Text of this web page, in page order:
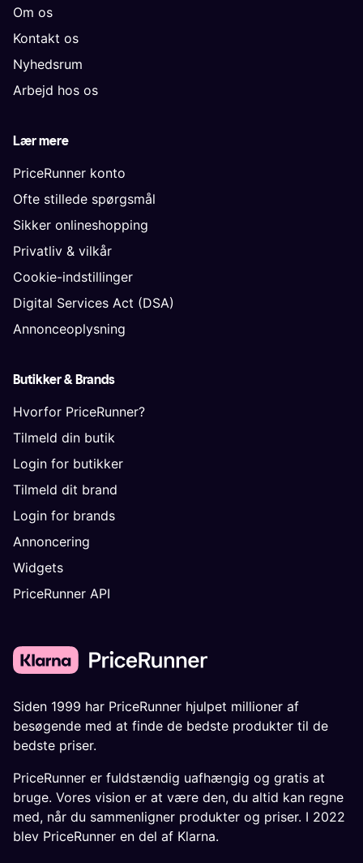
Om os
Kontakt os
Nyhedsrum
Arbejd hos os
Lær mere
PriceRunner konto
Ofte stillede spørgsmål
Sikker onlineshopping
Privatliv & vilkår
Cookie-indstillinger
Digital Services Act (DSA)
Annonceoplysning
Butikker & Brands
Hvorfor PriceRunner?
Tilmeld din butik
Login for butikker
Tilmeld dit brand
Login for brands
Annoncering
Widgets
PriceRunner API
Siden 1999 har PriceRunner hjulpet millioner af
besøgende med at finde de bedste produkter til de
bedste priser.
PriceRunner er fuldstændig uafhængig og gratis at
bruge. Vores vision er at være den, du altid kan regne
med, når du sammenligner produkter og priser. I 2022
blev PriceRunner en del af Klarna.